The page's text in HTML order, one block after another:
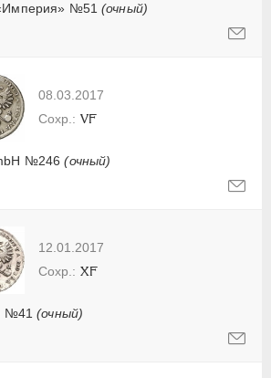
№51(очный)
08.03.2017
№246(очный)
VF
12.01.2017
№41(очный)
XF